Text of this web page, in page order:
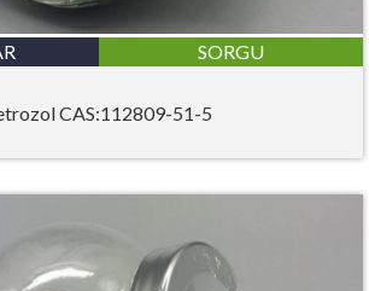
SORGU
CAS:112809-51-5